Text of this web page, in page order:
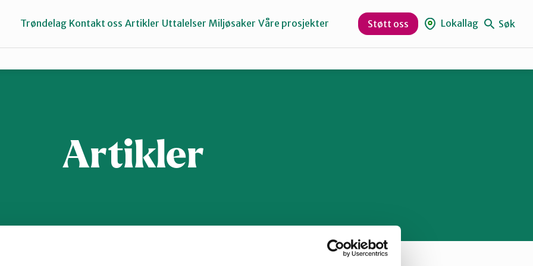
Namdalen
Stjørdal og Meråker Trøndelag
Trøndelag Kontakt oss Artikler Uttalelser Miljøsaker Våre prosjekter Støtt oss Lokallag Søk
Artikler